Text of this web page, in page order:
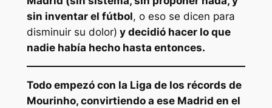
sin inventar el fútbol, o eso se dicen para
disminuir su dolor) y decidió hacer lo que
nadie había hecho hasta entonces.
Todo empezó con la Liga de los récords de
Mourinho, convirtiendo a ese Madrid en el